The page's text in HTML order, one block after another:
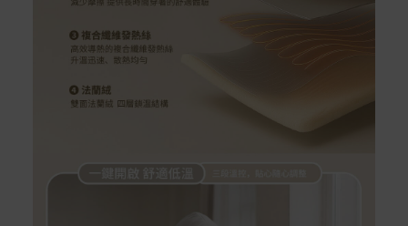
付款方式
本網站提供以下付款方式：
信用卡一次付清：支援Visa、Master Card及JCB卡
別
信用卡分期付款：限指定商品使用，滿1千享3期0利
LINEPAY(含iPASS MONEY)
Apple Pay：須使用行動裝置